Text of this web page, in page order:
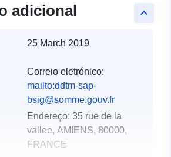
keyboard_arrow_up
adicional
25 March 2019
Correio eletrónico:
mailto:ddtm-sap-
bsig@somme.gouv.fr
Endereço: 35 rue de la
vallee, AMIENS, 80000,
FRANCE